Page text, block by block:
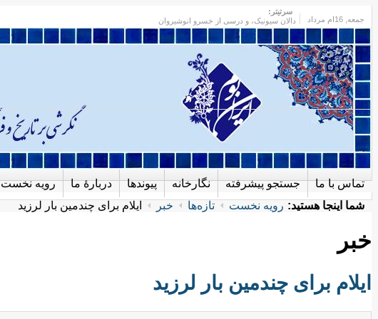
جمعه
سرتیتر:
دالان سیونیک، و درسی از خسرو انوشیروان
رویه نخست دربارهٔ ما پیوندها نگارخانه جستجو پیشرفته تماس با ما
شما اینجا هستید: رویه نخست تازه‌ها خبر ایلام برای چندمین بار لرزید
خبر
ایلام برای چندمین بار لرزید